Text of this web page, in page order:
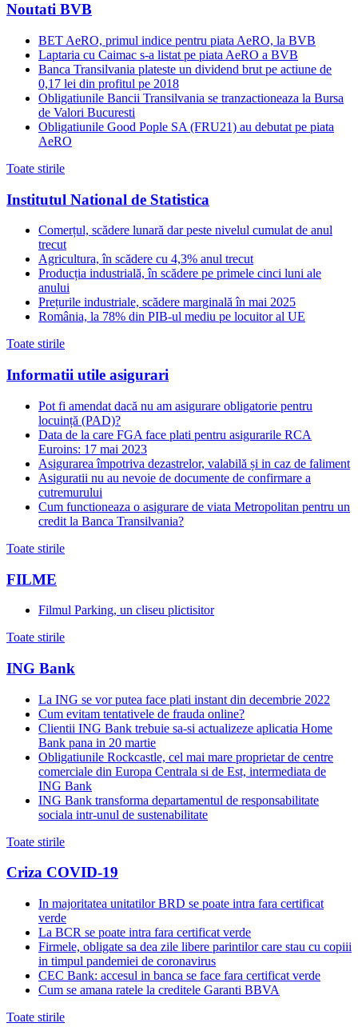
Noutati BVB
BET AeRO, primul indice pentru piata AeRO, la BVB
Laptaria cu Caimac s-a listat pe piata AeRO a BVB
Banca Transilvania plateste un dividend brut pe actiune de
0,17 lei din profitul pe 2018
Obligatiunile Bancii Transilvania se tranzactioneaza la Bursa
de Valori Bucuresti
Obligatiunile Good Pople SA (FRU21) au debutat pe piata
AeRO
Toate stirile
Institutul National de Statistica
Comerțul, scădere lunară dar peste nivelul cumulat de anul
trecut
Agricultura, în scădere cu 4,3% anul trecut
Producția industrială, în scădere pe primele cinci luni ale
anului
Prețurile industriale, scădere marginală în mai 2025
România, la 78% din PIB-ul mediu pe locuitor al UE
Toate stirile
Informatii utile asigurari
Pot fi amendat dacă nu am asigurare obligatorie pentru
locuință (PAD)?
Data de la care FGA face plati pentru asigurarile RCA
Euroins: 17 mai 2023
Asigurarea împotriva dezastrelor, valabilă și in caz de faliment
Asiguratii nu au nevoie de documente de confirmare a
cutremurului
Cum functioneaza o asigurare de viata Metropolitan pentru un
credit la Banca Transilvania?
Toate stirile
FILME
Filmul Parking, un cliseu plictisitor
Toate stirile
ING Bank
La ING se vor putea face plati instant din decembrie 2022
Cum evitam tentativele de frauda online?
Clientii ING Bank trebuie sa-si actualizeze aplicatia Home
Bank pana in 20 martie
Obligatiunile Rockcastle, cel mai mare proprietar de centre
comerciale din Europa Centrala si de Est, intermediata de
ING Bank
ING Bank transforma departamentul de responsabilitate
sociala intr-unul de sustenabilitate
Toate stirile
Criza COVID-19
In majoritatea unitatilor BRD se poate intra fara certificat
verde
La BCR se poate intra fara certificat verde
Firmele, obligate sa dea zile libere parintilor care stau cu copiii
in timpul pandemiei de coronavirus
CEC Bank: accesul in banca se face fara certificat verde
Cum se amana ratele la creditele Garanti BBVA
Toate stirile